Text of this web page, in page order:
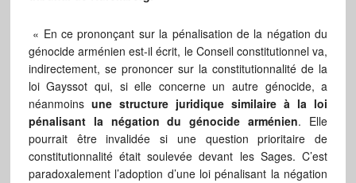
« En ce prononçant sur la pénalisation de la négation du
génocide arménien est-il écrit, le Conseil constitutionnel va,
indirectement, se prononcer sur la constitutionnalité de la
loi Gayssot qui, si elle concerne un autre génocide, a
néanmoins une structure juridique similaire à la loi
pénalisant la négation du génocide arménien. Elle
pourrait être invalidée si une question prioritaire de
constitutionnalité était soulevée devant les Sages. C’est
paradoxalement l’adoption d’une loi pénalisant la négation